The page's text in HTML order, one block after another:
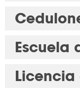
Escuela